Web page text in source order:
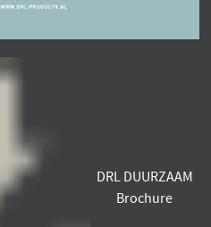
DRL DUURZAAM
Brochure